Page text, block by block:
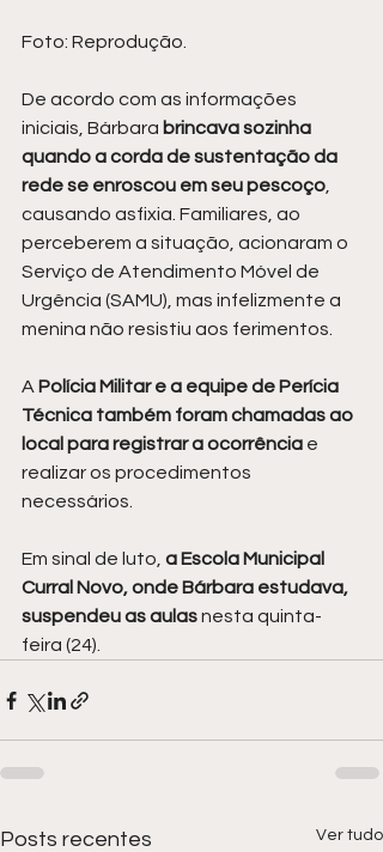
Foto: Reprodução.
De acordo com as informações
iniciais, Bárbara brincava sozinha
quando a corda de sustentação da
rede se enroscou em seu pescoço
causando asfixia. Familiares, ao
perceberem a situação, acionaram o
Serviço de Atendimento Móvel de
Urgência (SAMU), mas infelizmente a
menina não resistiu aos ferimentos.
A Polícia Militar e a equipe de Perícia
Técnica também foram chamadas ao
local para registrar a ocorrência e
realizar os procedimentos
necessários.
Em sinal de luto, a Escola Municipal
Curral Novo, onde Bárbara estudava,
suspendeu as aulas nesta quinta-
feira (24).
Posts recentes Ver tudo